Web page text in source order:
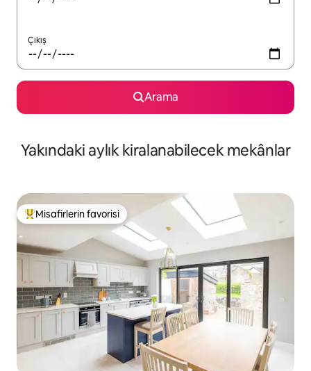
Çıkış
Arama
Yakındaki aylık kiralanabilecek mekânlar
Misafirlerin favorilerinden en beğenilenler arasında
Misafirlerin favorisi